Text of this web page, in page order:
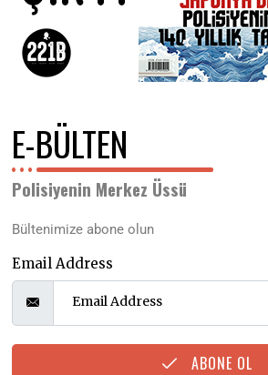
E-BÜLTEN
Polisiyenin Merkez Üssü
Bültenimize abone olun
Email Address
ABONE OL